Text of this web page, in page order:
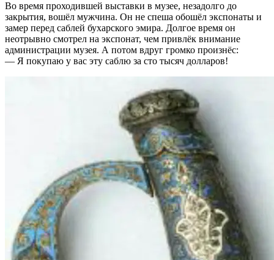
Во время проходившей выставки в музее, незадолго до
закрытия, вошёл мужчина. Он не спеша обошёл экспонаты и
замер перед саблей бухарского эмира. Долгое время он
неотрывно смотрел на экспонат, чем привлёк внимание
администрации музея. А потом вдруг громко произнёс:
— Я покупаю у вас эту саблю за сто тысяч долларов!